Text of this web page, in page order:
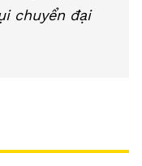
chuyển đại